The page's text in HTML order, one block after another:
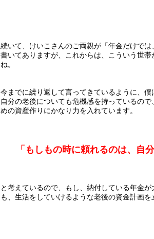
続いて、けいこさんのご両親が「年金だけで
書いてありますが、これからは、こういう世
ね。
今までに繰り返して言ってきているように、
自分の老後についても危機感を持っているの
めの資産作りにかなり力を入れています。
「もしもの時に頼れるのは、自
と考えているので、もし、納付している年金
も、生活をしていけるような老後の資金計画を